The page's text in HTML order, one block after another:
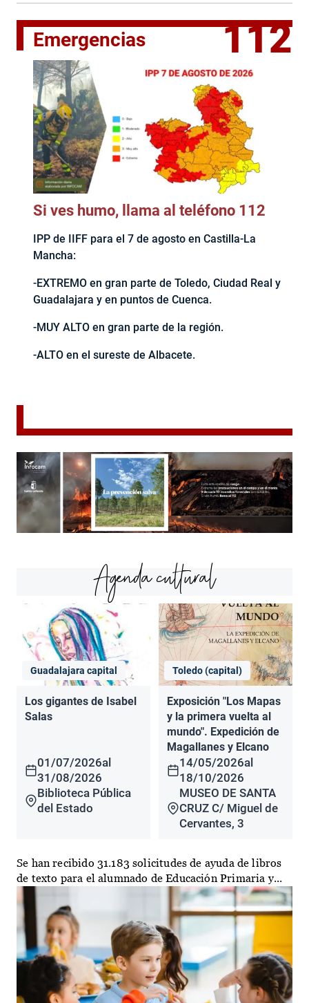
Emergencias 112
Si ves humo, llama al teléfono 112
IPP de IIFF para el 7 de agosto en Castilla-La
Mancha:
-EXTREMO en gran parte de Toledo, Ciudad Real y
Guadalajara y en puntos de Cuenca.
-MUY ALTO en gran parte de la región.
-ALTO en el sureste de Albacete.
Agenda cultural
Guadalajara capital
Los gigantes de Isabel
Salas
01/07/2026al
31/08/2026
Biblioteca Pública
del Estado
Toledo (capital)
Exposición "Los Mapas
y la primera vuelta al
mundo". Expedición de
Magallanes y Elcano
14/05/2026al
18/10/2026
MUSEO DE SANTA
CRUZ C/ Miguel de
Cervantes, 3
Se han recibido 31.183 solicitudes de ayuda de libros
de texto para el alumnado de Educación Primaria y...